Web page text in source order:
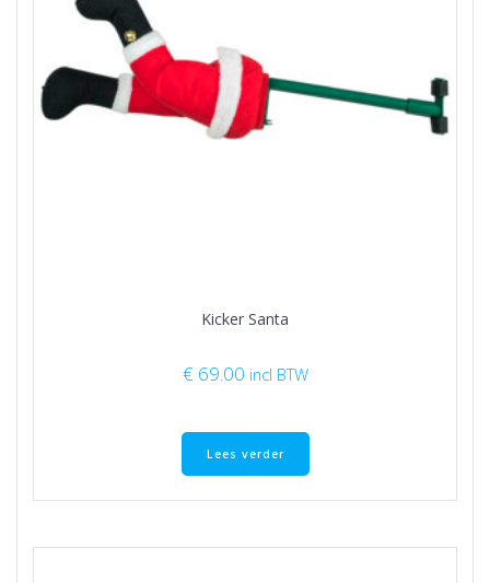
Kicker Santa
€ 69.00 incl BTW
Lees verder